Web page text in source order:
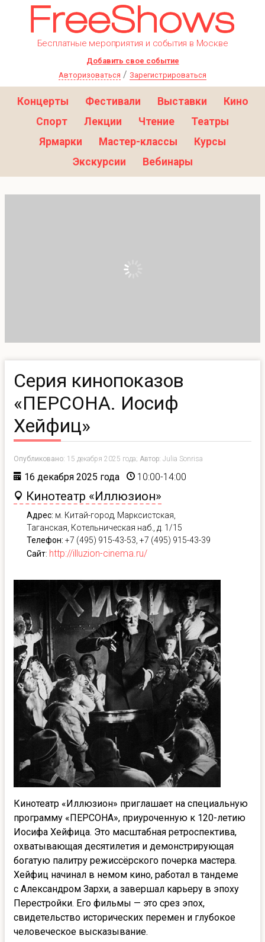
Бесплатные мероприятия и события в Москве
Добавить свое событие
Авторизоваться / Зарегистрироваться
Концерты Фестивали Выставки
Кино
Спорт
Лекции Чтение
Театры
Ярмарки
Мастер-классы
Курсы
Экскурсии
Вебинары
Серия кинопоказов
«ПЕРСОНА. Иосиф
Хейфиц»
Опубликовано: 15 декабря 2025 года; Автор: Julia Sonrisa
16 декабря 2025 года 10:00-14:00
Кинотеатр «Иллюзион»
Адрес: м. Китай-город, Марксистская,
Таганская, Котельническая наб., д. 1/15
Телефон: +7 (495) 915-43-53, +7 (495) 915-43-39
Сайт: http://illuzion-cinema.ru/
Кинотеатр «Иллюзион» приглашает на специальную
программу «ПЕРСОНА», приуроченную к 120-летию
Иосифа Хейфица. Это масштабная ретроспектива,
охватывающая десятилетия и демонстрирующая
богатую палитру режиссёрского почерка мастера.
Хейфиц начинал в немом кино, работал в тандеме
с Александром Зархи, а завершал карьеру в эпоху
Перестройки. Его фильмы — это срез эпох,
свидетельство исторических перемен и глубокое
человеческое высказывание.